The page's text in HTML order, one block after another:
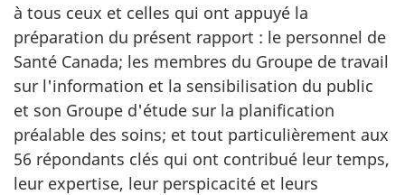
à tous ceux et celles qui ont appuyé la
préparation du présent rapport : le personnel de
Santé Canada; les membres du Groupe de travail
sur l'information et la sensibilisation du public
et son Groupe d'étude sur la planification
préalable des soins; et tout particulièrement aux
56 répondants clés qui ont contribué leur temps,
leur expertise, leur perspicacité et leurs